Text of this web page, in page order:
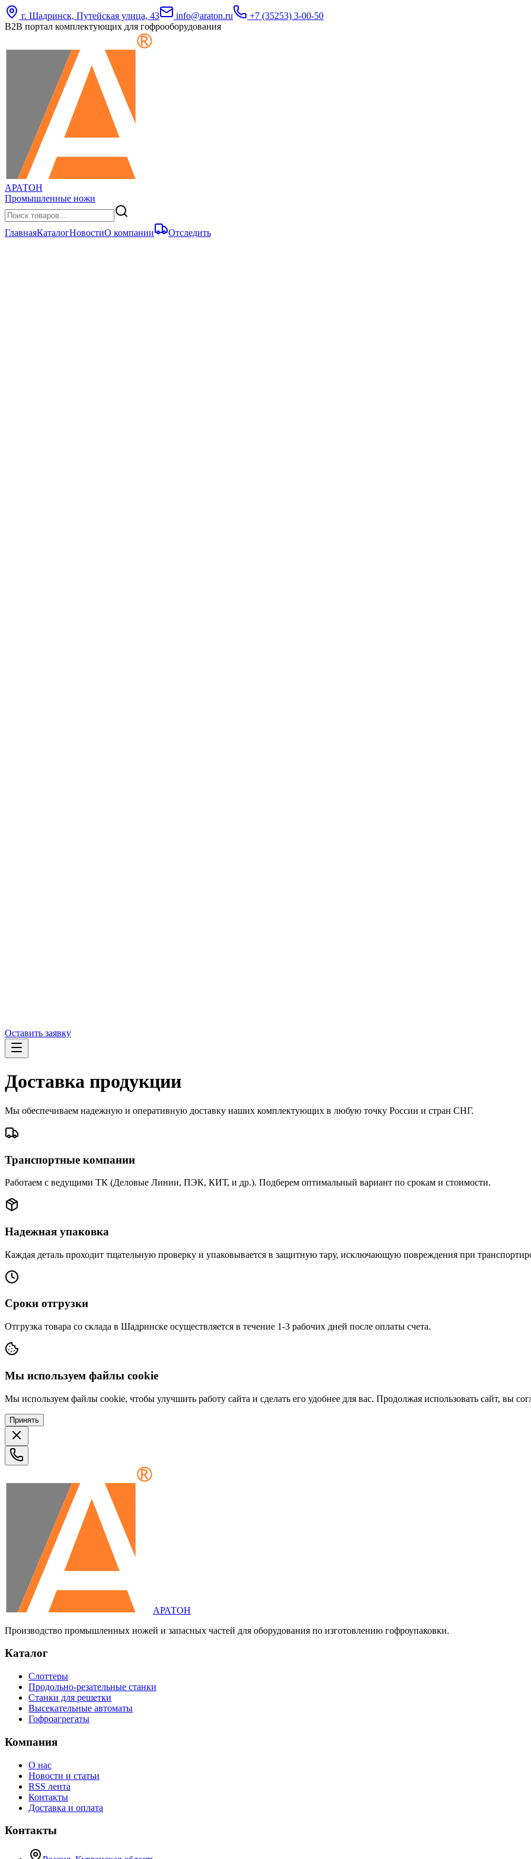
г. Шадринск, Путейская улица, 43 info@araton.ru
+7 (35253) 3-00-50
B2B портал комплектующих для гофрооборудования
АРАТОН
Промышленные ножи
ГлавнаяКаталогНовостиО компании Отследить
Оставить заявку
Доставка продукции
Мы обеспечиваем надежную и оперативную доставку наших комплектующих в любую точку России и стран СНГ.
Транспортные компании
Работаем с ведущими ТК (Деловые Линии, ПЭК, КИТ, и др.). Подберем оптимальный вариант по срокам и стоимости.
Надежная упаковка
Каждая деталь проходит тщательную проверку и упаковывается в защитную тару, исключающую повреждения при
Сроки отгрузки
Отгрузка товара со склада в Шадринске осуществляется в течение 1-3 рабочих дней после оплаты счета.
Мы используем файлы cookie
Мы используем файлы cookie, чтобы улучшить работу сайта и сделать его удобнее для вас. Продолжая использовать сайт, вы
Принять
АРАТОН
Производство промышленных ножей и запасных частей для оборудования по изготовлению гофроупаковки.
Каталог
Слоттеры
Продольно-резательные станки
Станки для решетки
Высекательные автоматы
Гофроагрегаты
Компания
О нас
Новости и статьи
RSS лента
Контакты
Доставка и оплата
Контакты